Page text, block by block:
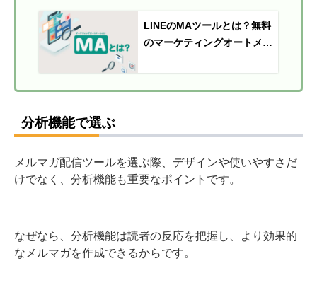
LINEのMAツールとは？無料
のマーケティングオートメー
分析機能で選ぶ
メルマガ配信ツールを選ぶ際、デザインや使いやすさだ
けでなく、分析機能も重要なポイントです。
なぜなら、分析機能は読者の反応を把握し、より効果的
なメルマガを作成できるからです。